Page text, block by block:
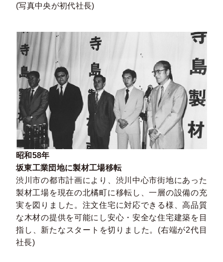
(写真中央が初代社長)
昭和58年
坂東工業団地に製材工場移転
渋川市の都市計画により、渋川中心市街地にあった
製材工場を現在の北橘町に移転し、一層の設備の充
実を図りました。注文住宅に対応できる様、高品質
な木材の提供を可能にし安心・安全な住宅建築を目
指し、新たなスタートを切りました。(右端が2代目
社長)